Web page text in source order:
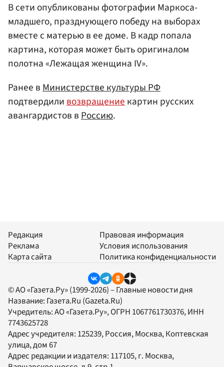
В сети опубликованы фотографии Маркоса-
младшего, празднующего победу на выборах
вместе с матерью в ее доме. В кадр попала
картина, которая может быть оригиналом
полотна «Лежащая женщина IV».
Ранее в Министерстве культуры РФ
подтвердили возвращение картин русских
авангардистов в Россию.
Редакция
Реклама
Карта сайта
Правовая информация
Условия использования
Политика конфиденциальности
© АО «Газета.Ру» (1999-2026) – Главные новости дня
Название: Газета.Ru (Gazeta.Ru)
Учредитель:АО «Газета.Ру», ОГРН 1067761730376, ИНН
7743625728
Адрес учредителя: 125239, Россия, Москва, Коптевская
улица, дом 67
Адрес редакции и издателя: 117105, г. Москва,